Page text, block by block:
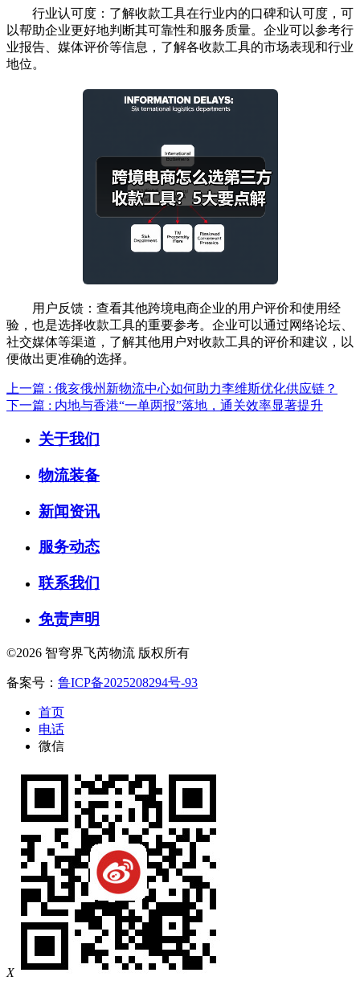
行业认可度：了解收款工具在行业内的口碑和认可度，可
以帮助企业更好地判断其可靠性和服务质量。企业可以参考行
业报告、媒体评价等信息，了解各收款工具的市场表现和行业
地位。
用户反馈：查看其他跨境电商企业的用户评价和使用经
验，也是选择收款工具的重要参考。企业可以通过网络论坛、
社交媒体等渠道，了解其他用户对收款工具的评价和建议，以
便做出更准确的选择。
上一篇 : 俄亥俄州新物流中心如何助力李维斯优化供应链？
下一篇 : 内地与香港“一单两报”落地，通关效率显著提升
关于我们
物流装备
新闻资讯
服务动态
联系我们
免责声明
©2026 智穹界飞芮物流 版权所有
备案号： 鲁ICP备2025208294号-93
首页
电话
微信
X